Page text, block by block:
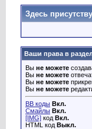
Здесь
Ваши права в
Вы не можете
Вы не можете
Вы не можете
Вы не можете
BB коды Вкл.
Смайлы Вкл.
[IMG] код Вкл.
HTML код Выкл.